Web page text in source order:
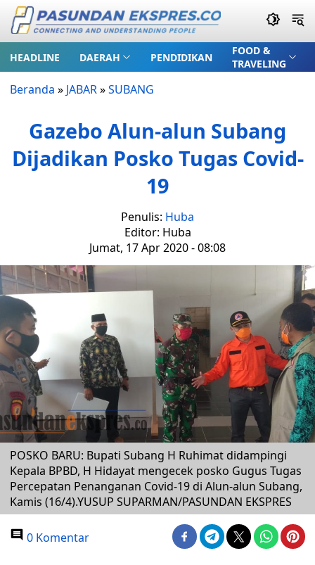
HEADLINE DAERAH PENDIDIKAN
FOOD &
TRAVELING
Beranda » JABAR»SUBANG
Gazebo Alun-alun Subang
Dijadikan Posko Tugas Covid-
19
Penulis: Huba
Editor: Huba
Jumat, 17 Apr 2020 - 08:08
POSKO BARU: Bupati Subang H Ruhimat didampingi
Kepala BPBD, H Hidayat mengecek posko Gugus Tugas
Percepatan Penanganan Covid-19 di Alun-alun Subang,
Kamis (16/4).YUSUP SUPARMAN/PASUNDAN EKSPRES
0 Komentar